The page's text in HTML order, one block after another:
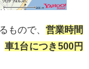
もので、 営業時間
車1台につき500円